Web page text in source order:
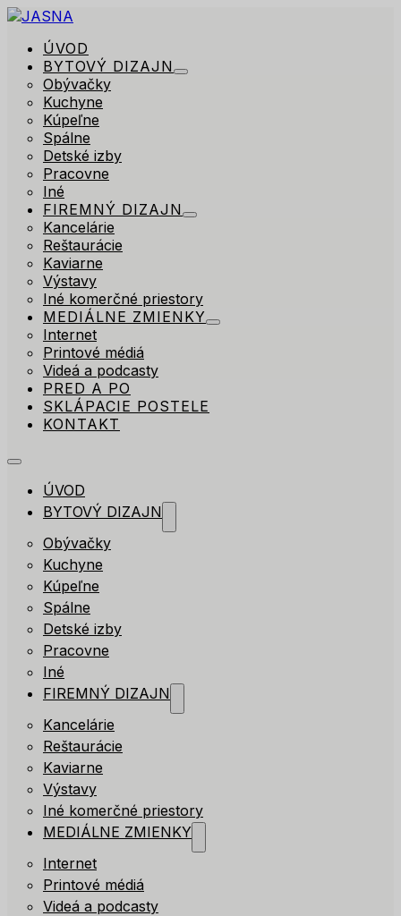
ÚVOD
BYTOVÝ DIZAJN
Obývačky
Kuchyne
Kúpeľne
Spálne
Detské izby
Pracovne
Iné
FIREMNÝ DIZAJN
Kancelárie
Reštaurácie
Kaviarne
Výstavy
Iné komerčné priestory
MEDIÁLNE ZMIENKY
Internet
Printové médiá
Videá a podcasty
PRED A PO
SKLÁPACIE POSTELE
KONTAKT
ÚVOD
BYTOVÝ DIZAJN
Obývačky
Kuchyne
Kúpeľne
Spálne
Detské izby
Pracovne
Iné
FIREMNÝ DIZAJN
Kancelárie
Reštaurácie
Kaviarne
Výstavy
Iné komerčné priestory
MEDIÁLNE ZMIENKY
Internet
Printové médiá
Videá a podcasty